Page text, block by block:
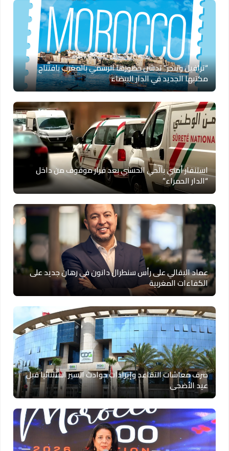
“ترافيل وينجز” تدشن حضورها الرسمي بالمغرب بافتتاح
مكتبها الجديد في الدار البيضاء
استنفار أمني بالحي الحسني بعد فرار موقوف من داخل
“الدار الحمراء”
عماد البقالي على رأس سنطرال دانون في رهان جديد على
الكفاءات المغربية
صرف معاشات التقاعد وإيرادات حوادث السير استثنائيا قبل
عيد الأضحى